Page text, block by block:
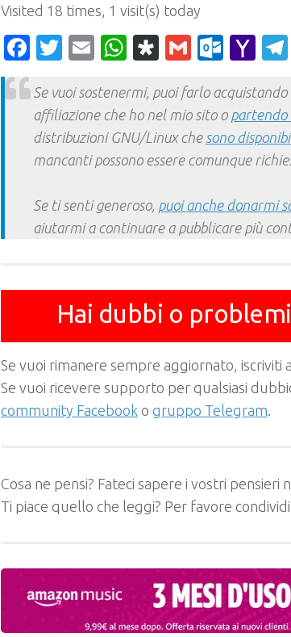
Visited 18 times, 1 visit(s) today
Facebook
Twitter
EmailWhatsApp
Diaspora
Gmail
Se vuoi sostenermi, puoi farlo
affiliazione che ho nel mio sito o partendo
distribuzioni GNU/Linux che sono
mancanti possono essere comunque
Se ti senti generoso, puoi anche donarmi
aiutarmi a continuare a pubblicare più
Hai dubbi o
Se vuoi rimanere sempre aggiornato, iscriviti
Se vuoi ricevere supporto per qualsiasi
community Facebook o gruppo Telegram.
Cosa ne pensi? Fateci sapere i vostri pensieri
Ti piace quello che leggi? Per favore